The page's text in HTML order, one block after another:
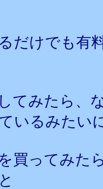
だけでも有
てみたら、
いるみたい
買ってみた